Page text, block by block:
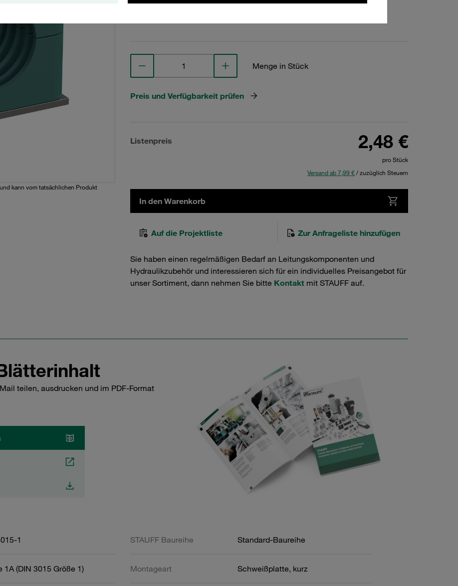
kann vom tatsächlichen Produkt
Menge in Stück
Preis und Verfügbarkeit prüfen
Listenpreis 2,48 €
pro Stück
Versand ab 7,99 €/ zuzüglich Steuern
In den Warenkorb
Auf die Projektliste Zur Anfrageliste hinzufügen
Sie haben einen regelmäßigen Bedarf an Leitungskomponenten und
Hydraulikzubehör und interessieren sich für ein individuelles Preisangebot für
unser Sortiment, dann nehmen Sie bitte Kontakt mit STAUFF auf.
teilen, ausdrucken und im PDF-Format
1 STAUFF Baureihe Standard-Baureihe
1A (DIN 3015 Größe 1) Montageart Schweißplatte, kurz